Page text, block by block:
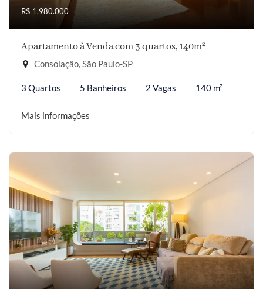
R$ 1.980.000
Apartamento à Venda com 3 quartos, 140m²
Consolação, São Paulo-SP
3 Quartos 5 Banheiros 2 Vagas 140 m²
Mais informações